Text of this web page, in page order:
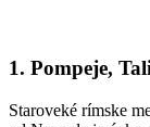
1. Pompeje,
Staroveké rímske